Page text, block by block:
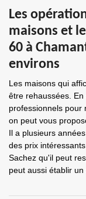
Les
maisons et
60 à
environs
Les maisons qui
être rehaussées.
professionnels pour
on peut vous
Il a plusieurs
des prix
Sachez qu'il peut
peut aussi établir